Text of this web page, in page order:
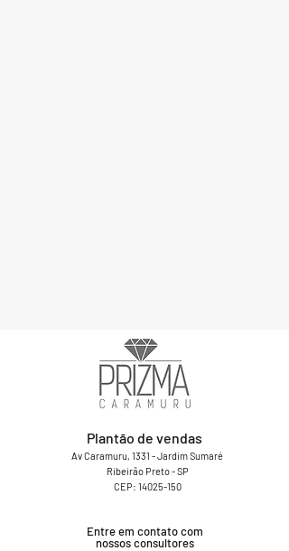
Plantão de vendas
Av Caramuru, 1331 - Jardim Sumaré
Ribeirão Preto - SP
CEP: 14025-150
Entre em contato com
nossos consultores